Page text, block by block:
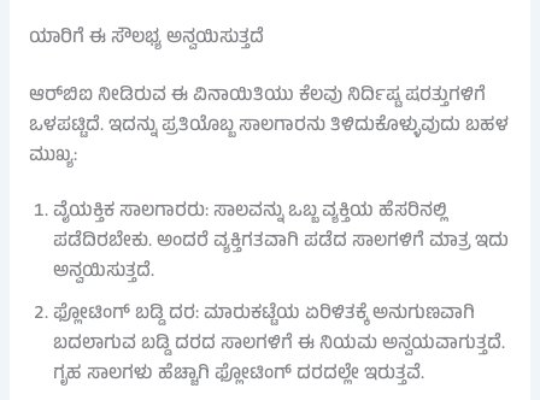
ಯಾರಿಗೆ ಈ ಸೌಲಭ್ಯ ಅನ್ವಯಿಸುತ್ತದೆ
ಆರ್‌ಬಿಐ ನೀಡಿರುವ ಈ ವಿನಾಯಿತಿಯು ಕೆಲವು ನಿರ್ದಿಷ್ಟ ಷರತ್ತುಗಳಿಗೆ
ಒಳಪಟ್ಟಿದೆ. ಇದನ್ನು ಪ್ರತಿಯೊಬ್ಬ ಸಾಲಗಾರನು ತಿಳಿದುಕೊಳ್ಳುವುದು ಬಹಳ
ಮುಖ್ಯ:
ವೈಯಕ್ತಿಕ ಸಾಲಗಾರರು: ಸಾಲವನ್ನು ಒಬ್ಬ ವ್ಯಕ್ತಿಯ ಹೆಸರಿನಲ್ಲಿ
ಪಡೆದಿರಬೇಕು. ಅಂದರೆ ವ್ಯಕ್ತಿಗತವಾಗಿ ಪಡೆದ ಸಾಲಗಳಿಗೆ ಮಾತ್ರ ಇದು
ಅನ್ವಯಿಸುತ್ತದೆ.
ಫ್ಲೋಟಿಂಗ್ ಬಡ್ಡಿ ದರ: ಮಾರುಕಟ್ಟೆಯ ಏರಿಳಿತಕ್ಕೆ ಅನುಗುಣವಾಗಿ
ಬದಲಾಗುವ ಬಡ್ಡಿ ದರದ ಸಾಲಗಳಿಗೆ ಈ ನಿಯಮ ಅನ್ವಯವಾಗುತ್ತದೆ.
ಗೃಹ ಸಾಲಗಳು ಹೆಚ್ಚಾಗಿ ಫ್ಲೋಟಿಂಗ್ ದರದಲ್ಲೇ ಇರುತ್ತವೆ.